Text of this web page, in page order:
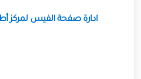
ادارة صفحة الفيس لمركز